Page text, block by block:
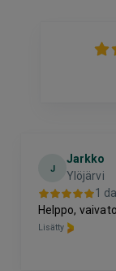
J
Jarkko
Ylöjärvi
1
Helppo,
Lisätty